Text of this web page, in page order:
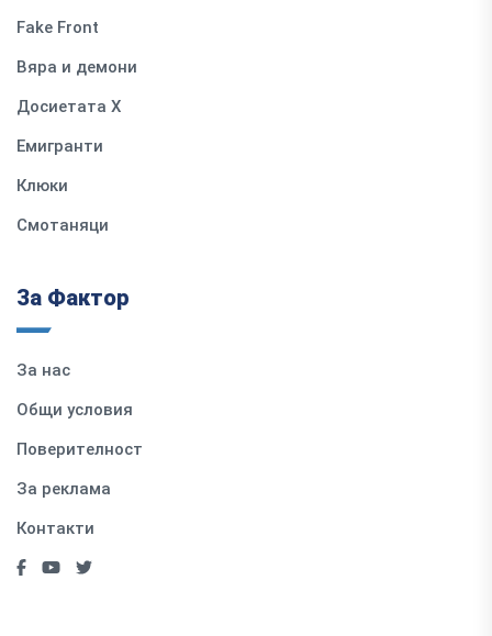
Fake Front
Вяра и демони
Досиетата Х
Емигранти
Клюки
Смотаняци
За Фактор
За нас
Общи условия
Поверителност
За реклама
Контакти